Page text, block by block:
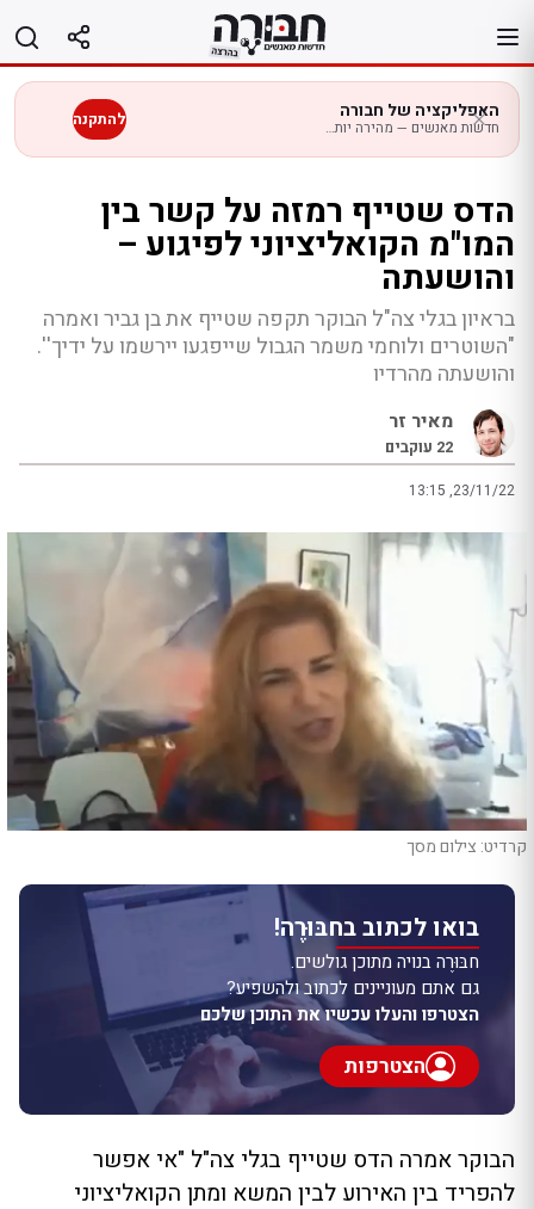
לתוכן
האפליקציה של חבורה
חדשות מאנשים — מהירה יותר בנייד להתקנה
הדס שטייף רמזה על קשר בין
המו"מ הקואליציוני לפיגוע –
והושעתה
בראיון בגלי צה"ל הבוקר תקפה שטייף את בן גביר ואמרה
"השוטרים ולוחמי משמר הגבול שייפגעו יירשמו על ידיך''.
והושעתה מהרדיו
מאיר זר
22 עוקבים
13:15 ,23/11/22
קרדיט: צילום מסך
בואו לכתוב בחבּוּרֶה!
חבּוּרֶה בנויה מתוכן גולשים.
גם אתם מעוניינים לכתוב ולהשפיע?
הצטרפו והעלו עכשיו את התוכן שלכם
הצטרפות
הבוקר אמרה הדס שטייף בגלי צה"ל "אי אפשר
להפריד בין האירוע לבין המשא ומתן הקואליציוני